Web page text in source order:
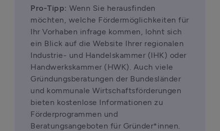
Pro-Tipp: Wenn Sie herausfinden
möchten, welche Fördermöglichkeiten für
Ihr Vorhaben infrage kommen, lohnt sich
ein Blick auf die Website Ihrer regionalen
Industrie- und Handelskammer (IHK) oder
Handwerkskammer (HWK). Auch viele
Gründungsberatungen der Bundesländer
und kommunale Wirtschaftsförderungen
bieten kostenlose Informationen zu
Förderprogrammen und
Beratungsangeboten für Gründer*innen.